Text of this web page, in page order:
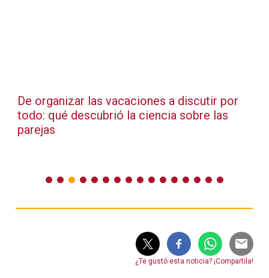
De organizar las vacaciones a discutir por
todo: qué descubrió la ciencia sobre las
parejas
¿Te gustó esta noticia? ¡Compartila!